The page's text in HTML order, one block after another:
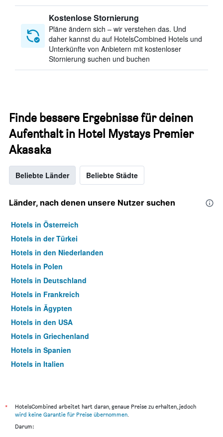
Kostenlose Stornierung
Pläne ändern sich – wir verstehen das. Und
daher kannst du auf HotelsCombined Hotels und
Unterkünfte von Anbietern mit kostenloser
Stornierung suchen und buchen
Finde bessere Ergebnisse für deinen
Aufenthalt in Hotel Mystays Premier
Akasaka
Beliebte Länder Beliebte Städte
Länder, nach denen unsere Nutzer suchen
Hotels in Österreich
Hotels in der Türkei
Hotels in den Niederlanden
Hotels in Polen
Hotels in Deutschland
Hotels in Frankreich
Hotels in Ägypten
Hotels in den USA
Hotels in Griechenland
Hotels in Spanien
Hotels in Italien
*
HotelsCombined arbeitet hart daran, genaue Preise zu erhalten, jedoch
wird keine Garantie für Preise übernommen.
Darum: